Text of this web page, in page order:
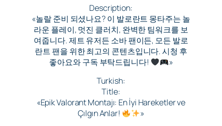
Description:
«놀랄 준비 되셨나요? 이 발로란트 몽타주는 놀
라운 플레이, 멋진 클러치, 완벽한 팀워크를 보
여줍니다. 제트 유저든 소바 팬이든, 모든 발로
란트 팬을 위한 최고의 콘텐츠입니다. 시청 후
좋아요와 구독 부탁드립니다!
»
Turkish:
Title:
«Epik Valorant Montajı: En İyi Hareketler ve
Çılgın Anlar!
»